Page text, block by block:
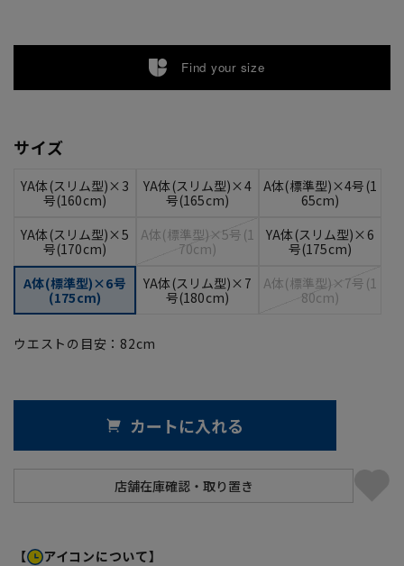
Find your size
サイズ
YA体(スリム型)×3
号(160cm)
YA体(スリム型)×4
号(165cm)
A体(標準型)×4号(1
65cm)
YA体(スリム型)×5
号(170cm)
A体(標準型)×5号(1
70cm)
YA体(スリム型)×6
号(175cm)
A体(標準型)×6号
(175cm)
YA体(スリム型)×7
号(180cm)
A体(標準型)×7号(1
80cm)
ウエストの目安： 82cm
カートに入れる
【 アイコンについて】